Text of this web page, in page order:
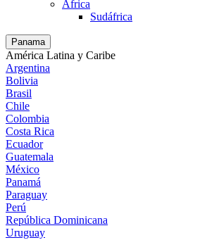
África
Sudáfrica
Panama
América Latina y Caribe
Argentina
Bolivia
Brasil
Chile
Colombia
Costa Rica
Ecuador
Guatemala
México
Panamá
Paraguay
Perú
República Dominicana
Uruguay